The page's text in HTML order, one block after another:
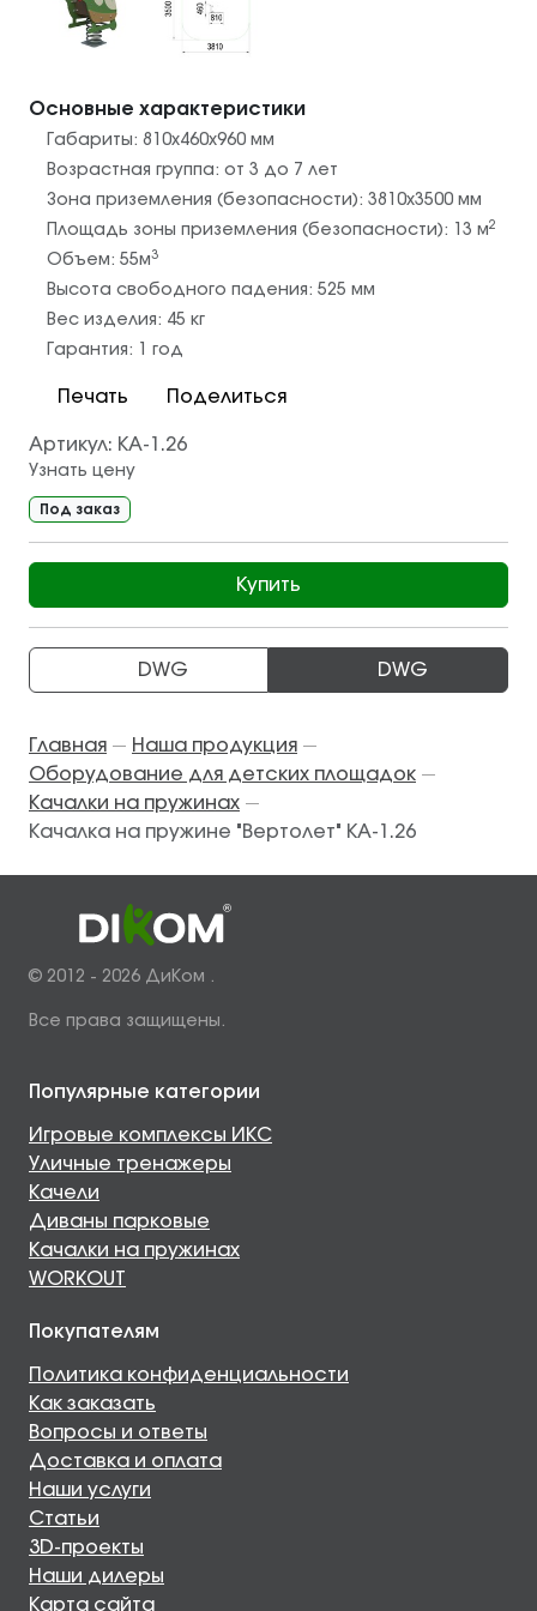
Основные характеристики
Габариты: 810х460х960 мм
Возрастная группа: от 3 до 7 лет
Зона приземления (безопасности): 3810х3500 мм
Площадь зоны приземления (безопасности):
13 м2
Объем: 55м3
Высота свободного падения: 525 мм
Вес изделия: 45 кг
Гарантия:
1 год
Печать Поделиться
Артикул: КА-1.26
Узнать цену
Под заказ
Купить
DWG DWG
Главная — Наша продукция —
Оборудование для детских площадок —
Качалки на пружинах —
Качалка на пружине "Вертолет" КА-1.26
© 2012 - 2026 ДиКом .
Все права защищены.
Популярные категории
Игровые комплексы ИКС
Уличные тренажеры
Качели
Диваны парковые
Качалки на пружинах
WORKOUT
Покупателям
Политика конфиденциальности
Как заказать
Вопросы и ответы
Доставка и оплата
Наши услуги
Статьи
3D-проекты
Наши дилеры
Карта сайта